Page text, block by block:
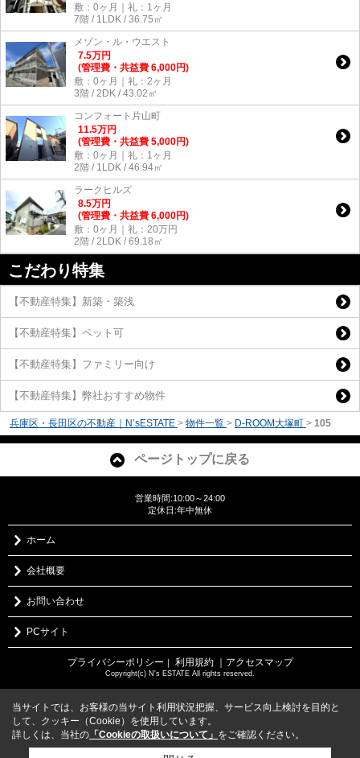
敷：0ヶ月｜礼：1ヶ月
7階 / 1LDK / 36.75㎡
メゾン・ル・ウエスト
7.5万円
(管理費・共益費 6,000円)
敷：0ヶ月｜礼：2ヶ月
3階 / 2DK / 43.02㎡
コンフォート片山町
11.5万円
(管理費・共益費 5,000円)
敷：0ヶ月｜礼：1ヶ月
2階 / 1LDK / 46.94㎡
ラークヒルズ
8.5万円
(管理費・共益費 6,000円)
敷：0ヶ月｜礼：20万円
2階 / 2LDK / 69.18㎡
こだわり特集
【不動産特集】新築・築浅
【不動産特集】ペット可
【不動産特集】ファミリー向け
【不動産特集】弊社おすすめ物件
兵庫区・長田区の不動産｜N’sESTATE > 物件一覧 > D-ROOM大塚町 > 105
ページトップに戻る
営業時間:10:00～24:00
定休日:年中無休
ホーム
会社概要
お問い合わせ
PCサイト
プライバシーポリシー ｜ 利用規約 ｜アクセスマップ
Copyright(c) N's ESTATE All rights reserved.
当サイトでは、お客様の当サイト利用状況把握、サービス向上検討を目的と
して、クッキー（Cookie）を使用しています。
詳しくは、当社の 「Cookieの取扱いについて」 をご確認ください。